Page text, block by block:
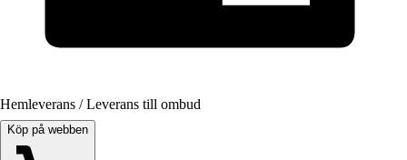
Hemleverans / Leverans till ombud
Köp på webben